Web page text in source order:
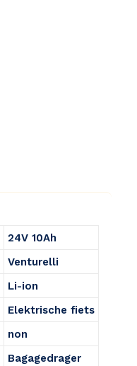
24V 10Ah
Venturelli
Li-ion
Elektrische fiets
non
Bagagedrager